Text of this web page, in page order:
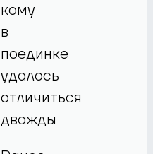
кому
в
поединке
удалось
отличиться
дважды